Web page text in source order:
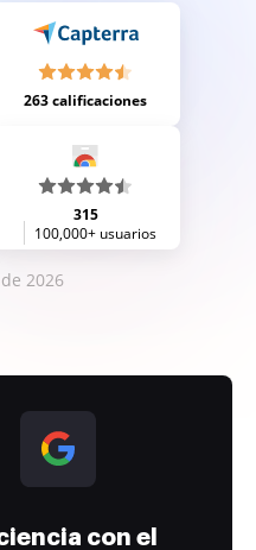
263 calificaciones
315
100,000+ usuarios
2026
con el